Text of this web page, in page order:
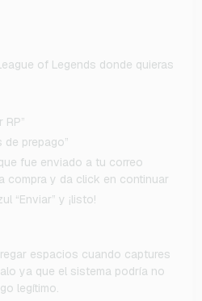
of Legends donde quieras
RP”
de prepago”
fue enviado a tu correo
compra y da click en continuar
“Enviar” y ¡listo!
espacios cuando captures
ya que el sistema podría no
legítimo.